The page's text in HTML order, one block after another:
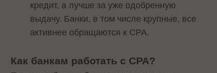
кредит, а лучше за уже одобренную
выдачу. Банки, в том числе крупные, все
активнее обращаются к CPA.
Как банкам работать с CPA?